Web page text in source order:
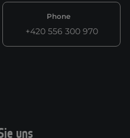
Phone
+420 556 300 970
uns